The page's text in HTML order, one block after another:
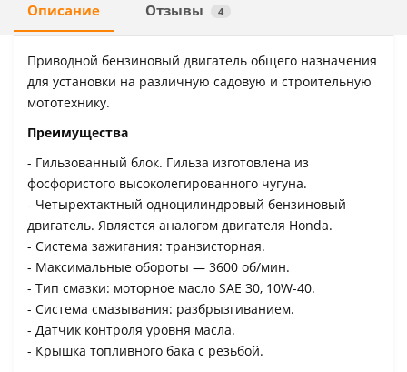
Описание Отзывы 4
Приводной бензиновый двигатель общего назначения
для установки на различную садовую и строительную
мототехнику.
Преимущества
- Гильзованный блок. Гильза изготовлена из
фосфористого высоколегированного чугуна.
- Четырехтактный одноцилиндровый бензиновый
двигатель. Является аналогом двигателя Honda.
- Система зажигания: транзисторная.
- Максимальные обороты — 3600 об/мин.
- Тип смазки: моторное масло SAE 30, 10W-40.
- Система смазывания: разбрызгиванием.
- Датчик контроля уровня масла.
- Крышка топливного бака с резьбой.